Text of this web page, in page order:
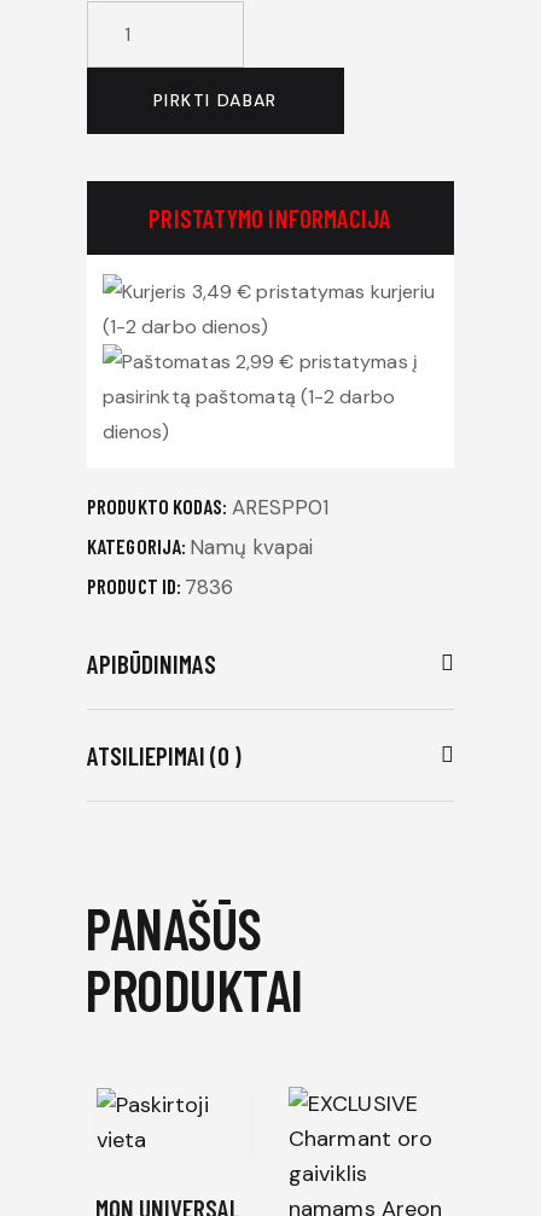
PIRKTI DABAR
PRISTATYMO INFORMACIJA
3,49 € pristatymas kurjeriu
(1-2 darbo dienos)
2,99 € pristatymas į
pasirinktą paštomatą (1-2 darbo
dienos)
PRODUKTO KODAS: ARESPP01
KATEGORIJA: Namų kvapai
PRODUCT ID: 7836
APIBŪDINIMAS
ATSILIEPIMAI (0 )
PANAŠŪS
PRODUKTAI
MON UNIVERSAL